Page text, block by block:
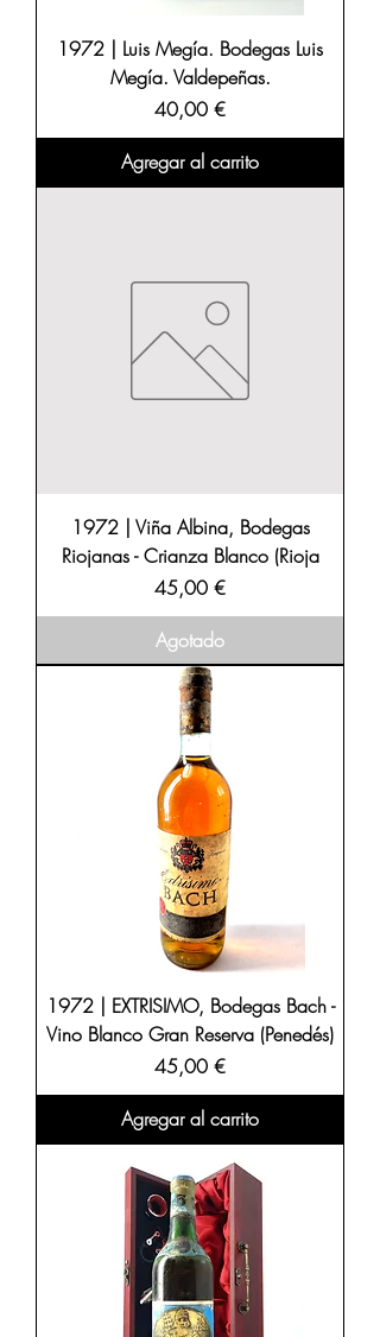
1972 | Luis Megía. Bodegas Luis
Megía. Valdepeñas.
Precio
40,00 €
Agregar al carrito
1972 | Viña Albina, Bodegas
Riojanas - Crianza Blanco (Rioja
Precio
45,00 €
Agotado
1972 | EXTRISIMO, Bodegas Bach -
Vino Blanco Gran Reserva (Penedés)
Precio
45,00 €
Agregar al carrito